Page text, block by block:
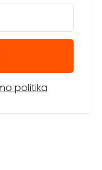
politika